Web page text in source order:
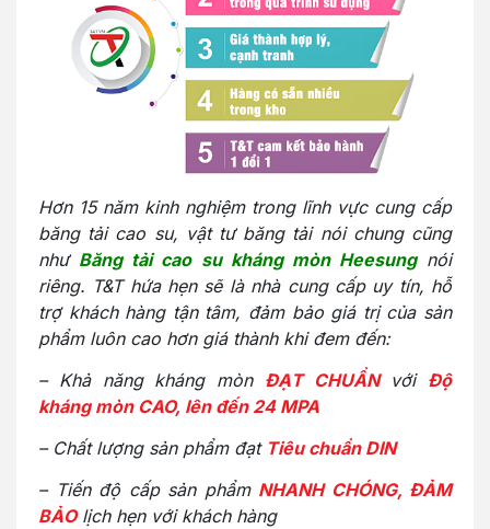
Hơn 15 năm kinh nghiệm trong lĩnh vực cung cấp
băng tải cao su, vật tư băng tải nói chung cũng
như Băng tải cao su kháng mòn Heesungnói
riêng. T&T hứa hẹn sẽ là nhà cung cấp uy tín, hỗ
trợ khách hàng tận tâm, đảm bảo giá trị của sản
phẩm luôn cao hơn giá thành khi đem đến:
– Khả năng kháng mòn ĐẠT CHUẨN với Độ
kháng mòn CAO, lên đến 24 MPA
– Chất lượng sản phẩm đạt Tiêu chuẩn DIN
– Tiến độ cấp sản phẩm NHANH CHÓNG, ĐẢM
BẢOlịch hẹn với khách hàng